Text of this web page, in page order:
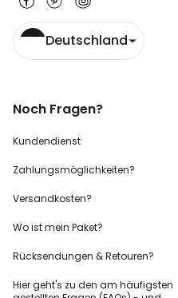
Deutschland
Noch Fragen?
Kundendienst
Zahlungsmöglichkeiten?
Versandkosten?
Wo ist mein Paket?
Rücksendungen & Retouren?
Hier geht's zu den am häufigsten